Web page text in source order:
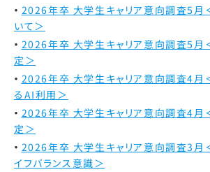
2026年卒 大学生キャリア意向調査5月
いて＞
2026年卒 大学生キャリア意向調査5月
定＞
2026年卒 大学生キャリア意向調査4月
るAI利用＞
2026年卒 大学生キャリア意向調査4月
定＞
2026年卒 大学生キャリア意向調査3月
イフバランス意識＞